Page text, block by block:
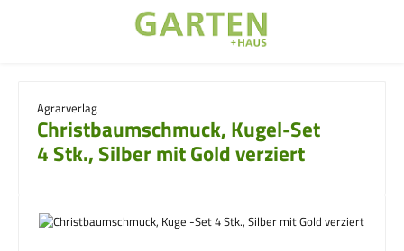
Agrarverlag
Christbaumschmuck, Kugel-Set
4 Stk., Silber mit Gold verziert
Bildergalerie überspringen